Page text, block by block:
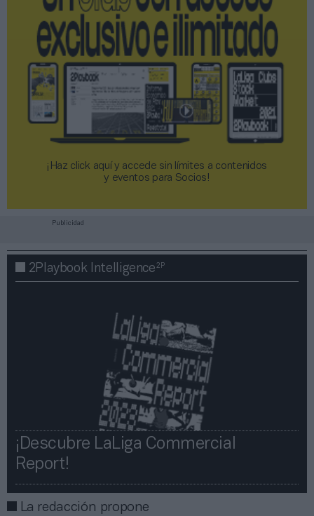
¡Haz click aquí y accede sin límites a contenidos
y eventos para Socios!​​​​​​​
Publicidad
2Playbook Intelligence2P
¡Descubre LaLiga Commercial
Report!​​
La redacción propone